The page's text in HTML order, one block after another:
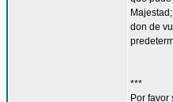
don de
***
Por